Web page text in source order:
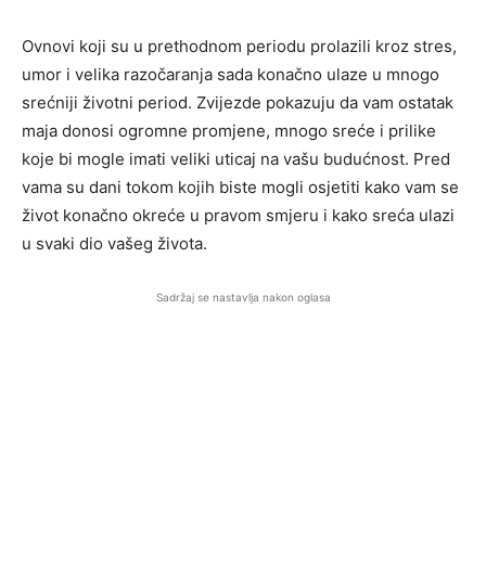
Ovnovi koji su u prethodnom periodu prolazili kroz stres,
umor i velika razočaranja sada konačno ulaze u mnogo
srećniji životni period. Zvijezde pokazuju da vam ostatak
maja donosi ogromne promjene, mnogo sreće i prilike
koje bi mogle imati veliki uticaj na vašu budućnost. Pred
vama su dani tokom kojih biste mogli osjetiti kako vam se
život konačno okreće u pravom smjeru i kako sreća ulazi
u svaki dio vašeg života.
Sadržaj se nastavlja nakon oglasa